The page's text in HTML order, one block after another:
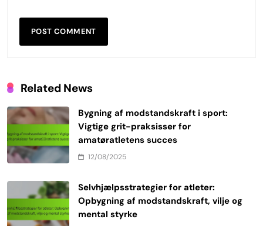
Related News
Bygning af modstandskraft i sport:
Vigtige grit-praksisser for
amatøratletens succes
12/08/2025
Selvhjælpsstrategier for atleter:
Opbygning af modstandskraft, vilje og
mental styrke